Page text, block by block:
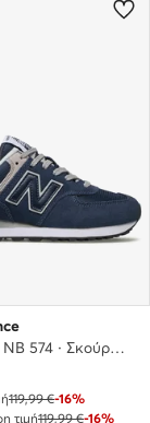
Αθλητικά · NB 574 · Σκούρο μπλε
119,99 €-16%
τιμή119,99 €-16%